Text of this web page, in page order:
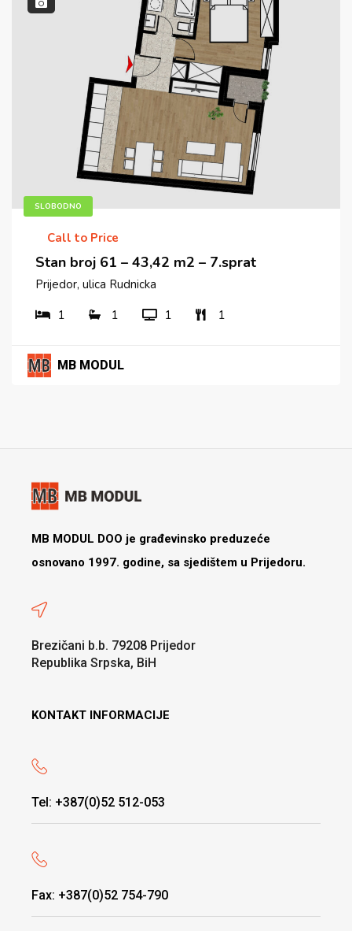
SLOBODNO
Call to Price
Stan broj 61 – 43,42 m2 – 7.sprat
Prijedor, ulica Rudnicka
1
1 1 1
MB MODUL
MB MODUL DOO je građevinsko preduzeće
osnovano 1997. godine, sa sjedištem u Prijedoru.
Brezičani b.b. 79208 Prijedor
Republika Srpska, BiH
KONTAKT INFORMACIJE
Tel: +387(0)52 512-053
Fax: +387(0)52 754-790